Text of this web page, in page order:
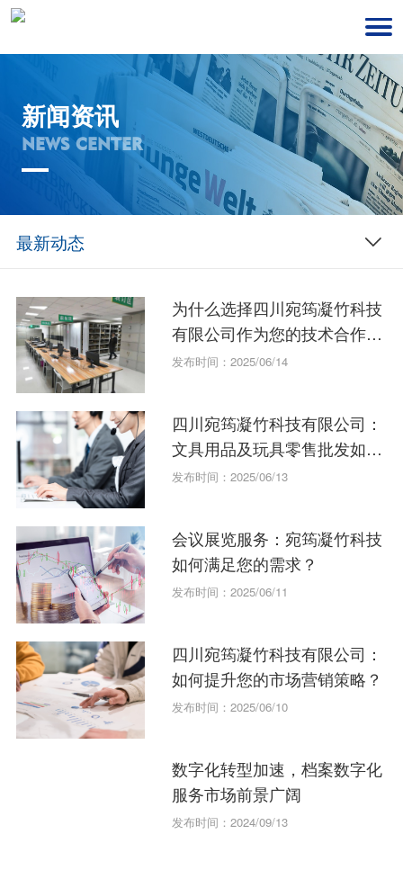
新闻资讯
NEWS CENTER
最新动态
为什么选择四川宛筠凝竹科技
有限公司作为您的技术合作伙
伴？
发布时间：2025/06/14
四川宛筠凝竹科技有限公司：
文具用品及玩具零售批发如何
运作？
发布时间：2025/06/13
会议展览服务：宛筠凝竹科技
如何满足您的需求？
发布时间：2025/06/11
四川宛筠凝竹科技有限公司：
如何提升您的市场营销策略？
发布时间：2025/06/10
数字化转型加速，档案数字化
服务市场前景广阔
发布时间：2024/09/13